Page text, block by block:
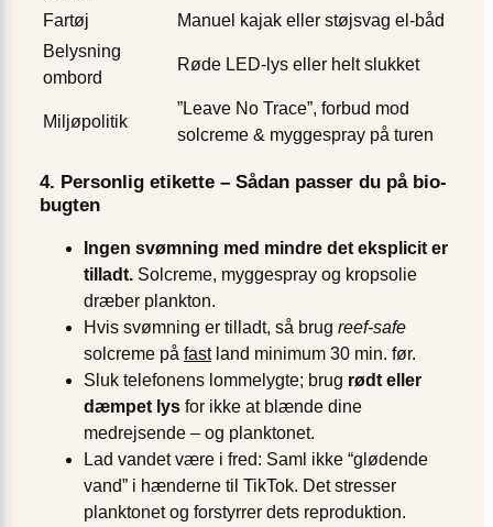
Fartøj
Manuel kajak eller støjsvag el-båd
Belysning
ombord
Røde LED-lys eller helt slukket
Miljøpolitik
”Leave No Trace”, forbud mod
solcreme & myggespray på turen
4. Personlig etikette – Sådan passer du på bio-
bugten
Ingen svømning med mindre det eksplicit er
tilladt. Solcreme, myggespray og kropsolie
dræber plankton.
Hvis svømning er tilladt, så brug reef-safe
solcreme på fastland minimum 30 min. før.
Sluk telefonens lommelygte; brug rødt eller
dæmpet lys for ikke at blænde dine
medrejsende – og planktonet.
Lad vandet være i fred: Saml ikke “glødende
vand” i hænderne til TikTok. Det stresser
planktonet og forstyrrer dets reproduktion.